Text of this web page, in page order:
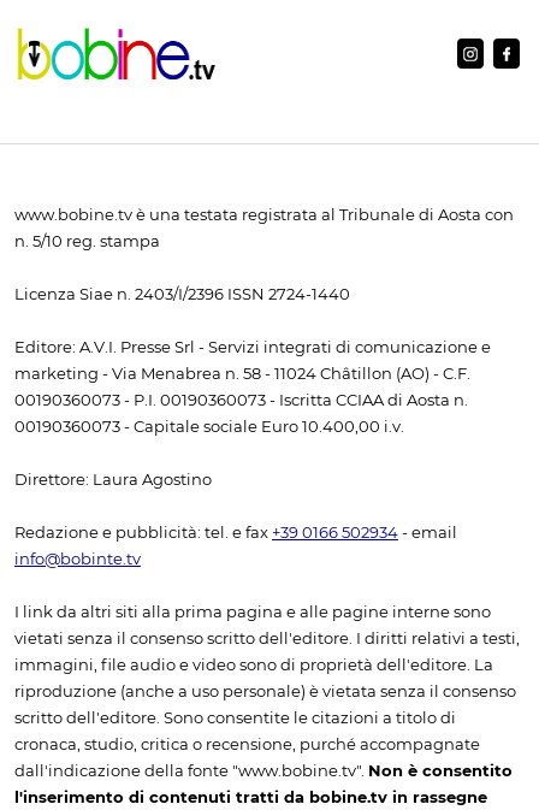
www.bobine.tv è una testata registrata al Tribunale di Aosta con
n. 5/10 reg. stampa
Licenza Siae n. 2403/I/2396 ISSN 2724-1440
Editore: A.V.I. Presse Srl - Servizi integrati di comunicazione e
marketing - Via Menabrea n. 58 - 11024 Châtillon (AO) - C.F.
00190360073 - P.I. 00190360073 - Iscritta CCIAA di Aosta n.
00190360073 - Capitale sociale Euro 10.400,00 i.v.
Direttore: Laura Agostino
Redazione e pubblicità: tel. e fax +39 0166 502934 - email
info@bobinte.tv
I link da altri siti alla prima pagina e alle pagine interne sono
vietati senza il consenso scritto dell'editore. I diritti relativi a testi,
immagini, file audio e video sono di proprietà dell'editore. La
riproduzione (anche a uso personale) è vietata senza il consenso
scritto dell'editore. Sono consentite le citazioni a titolo di
cronaca, studio, critica o recensione, purché accompagnate
dall'indicazione della fonte "www.bobine.tv". Non è consentito
l'inserimento di contenuti tratti da bobine.tv in rassegne